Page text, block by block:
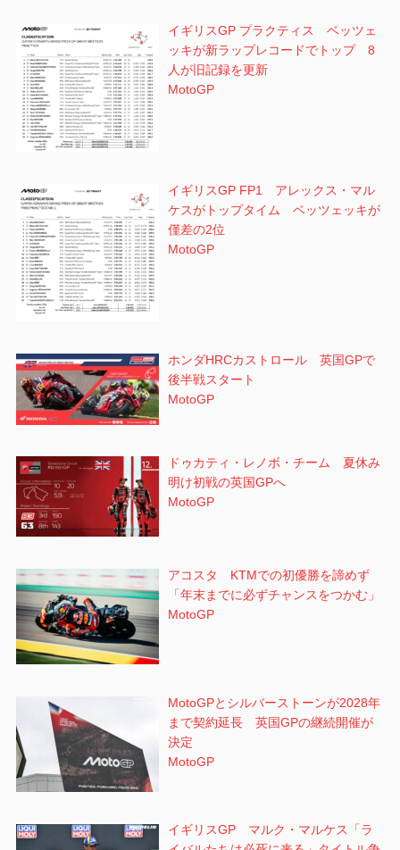
イギリスGP プラクティス ベッツェ
ッキが新ラップレコードでトップ 8
人が旧記録を更新
MotoGP
イギリスGP FP1 アレックス・マル
ケスがトップタイム ベッツェッキが
僅差の2位
MotoGP
ホンダHRCカストロール 英国GPで
後半戦スタート
MotoGP
ドゥカティ・レノボ・チーム 夏休み
明け初戦の英国GPへ
MotoGP
アコスタ KTMでの初優勝を諦めず
「年末までに必ずチャンスをつかむ」
MotoGP
MotoGPとシルバーストーンが2028年
まで契約延長 英国GPの継続開催が
決定
MotoGP
イギリスGP マルク・マルケス「ラ